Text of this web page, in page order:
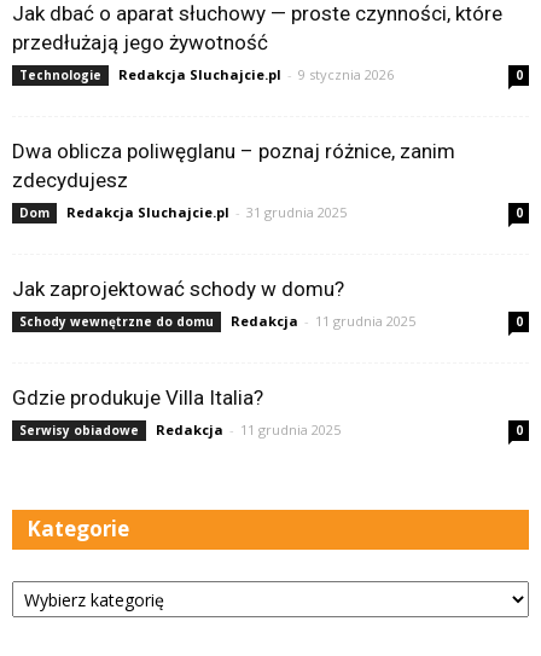
Jak dbać o aparat słuchowy — proste czynności, które
przedłużają jego żywotność
Technologie Redakcja Sluchajcie.pl - 9 stycznia 2026 0
Dwa oblicza poliwęglanu – poznaj różnice, zanim
zdecydujesz
Dom Redakcja Sluchajcie.pl - 31 grudnia 2025 0
Jak zaprojektować schody w domu?
Schody wewnętrzne do domu Redakcja - 11 grudnia 2025 0
Gdzie produkuje Villa Italia?
Serwisy obiadowe Redakcja - 11 grudnia 2025 0
Kategorie
Kategorie